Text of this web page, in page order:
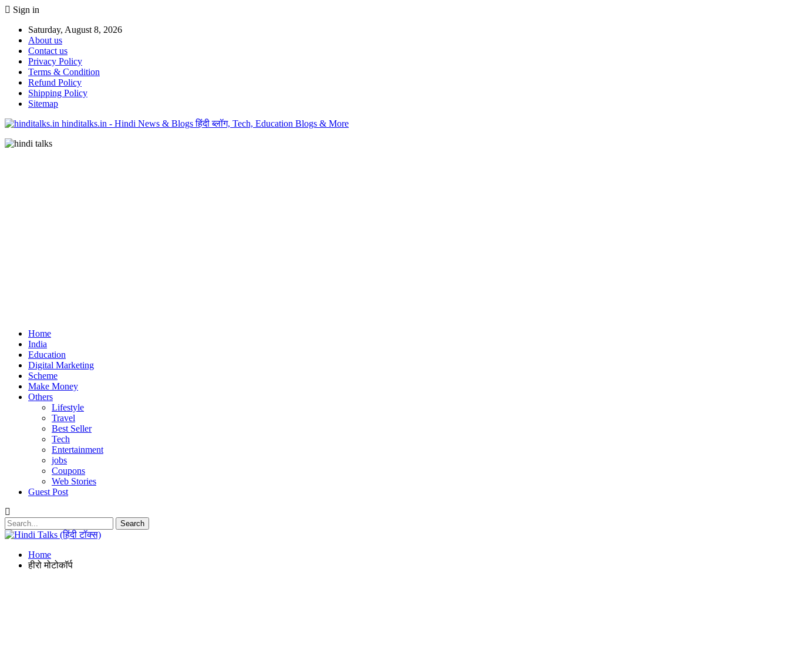
Sign in
Saturday, August 8, 2026
About us
Contact us
Privacy Policy
Terms & Condition
Refund Policy
Shipping Policy
Sitemap
hinditalks.in - Hindi News & Blogs हिंदी ब्लॉग, Tech, Education Blogs & More
Home
India
Education
Digital Marketing
Scheme
Make Money
Others
Lifestyle
Travel
Best Seller
Tech
Entertainment
jobs
Coupons
Web Stories
Guest Post
Home
हीरो मोटोकॉर्प